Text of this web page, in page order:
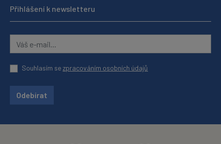
Přihlášení k newsletteru
Souhlasím sezpracováním osobních údajů
Odebírat